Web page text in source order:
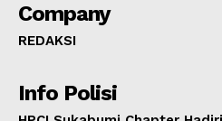
Company
REDAKSI
Info Polisi